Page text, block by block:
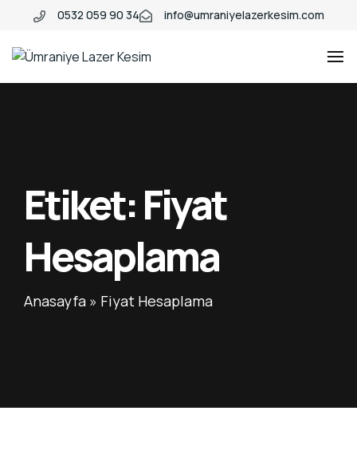
0532 059 90 34 info@umraniyelazerkesim.com
Etiket:Fiyat
Hesaplama
Anasayfa » Fiyat Hesaplama